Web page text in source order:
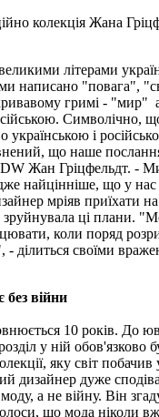
колекція Жана
літерами
написано "повага",
гримі - "мир"
Символічно,
українською і
що наше
Жан Гріцфельдт. -
найцінніше, що у
мріяв приїхати
зруйнувала ці плани.
коли поряд
- ділиться своїми
без війни
10 років. До
у ній обов'язково
яку світ
дизайнер дуже
а не війну. Він
що мода ніколи